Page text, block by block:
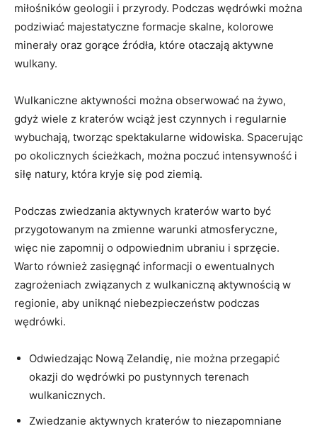
miłośników geologii i⁤ przyrody. ⁣Podczas wędrówki można
podziwiać majestatyczne‍ formacje skalne, kolorowe
minerały oraz ⁣gorące źródła, które otaczają aktywne
⁤wulkany.
Wulkaniczne aktywności można obserwować na żywo,
gdyż wiele z kraterów wciąż jest czynnych i regularnie
wybuchają, tworząc​ spektakularne​ widowiska. Spacerując
po okolicznych ścieżkach, można poczuć intensywność i
siłę natury, która kryje się pod ziemią.
Podczas zwiedzania aktywnych kraterów warto być
przygotowanym na zmienne​ warunki atmosferyczne,
więc ‌nie zapomnij o odpowiednim ​ubraniu i sprzęcie.
Warto również⁤ zasięgnąć informacji o ewentualnych
zagrożeniach związanych z wulkaniczną aktywnością w
⁣regionie, ​aby uniknąć ‌niebezpieczeństw podczas
wędrówki.
Odwiedzając Nową Zelandię, nie można⁣ przegapić
okazji do wędrówki po pustynnych​ terenach
wulkanicznych.
Zwiedzanie aktywnych kraterów to niezapomniane